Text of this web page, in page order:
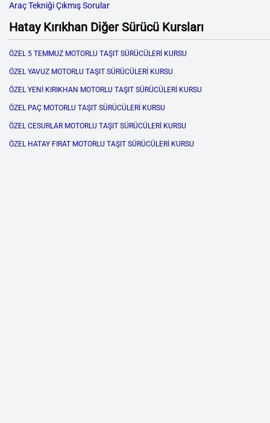
Araç Tekniği Çıkmış Sorular
Hatay Kırıkhan Diğer Sürücü Kursları
ÖZEL 5 TEMMUZ MOTORLU TAŞIT SÜRÜCÜLERİ KURSU
ÖZEL YAVUZ MOTORLU TAŞIT SÜRÜCÜLERİ KURSU
ÖZEL YENİ KIRIKHAN MOTORLU TAŞIT SÜRÜCÜLERİ KURSU
ÖZEL PAÇ MOTORLU TAŞIT SÜRÜCÜLERİ KURSU
ÖZEL CESURLAR MOTORLU TAŞIT SÜRÜCÜLERİ KURSU
ÖZEL HATAY FIRAT MOTORLU TAŞIT SÜRÜCÜLERİ KURSU